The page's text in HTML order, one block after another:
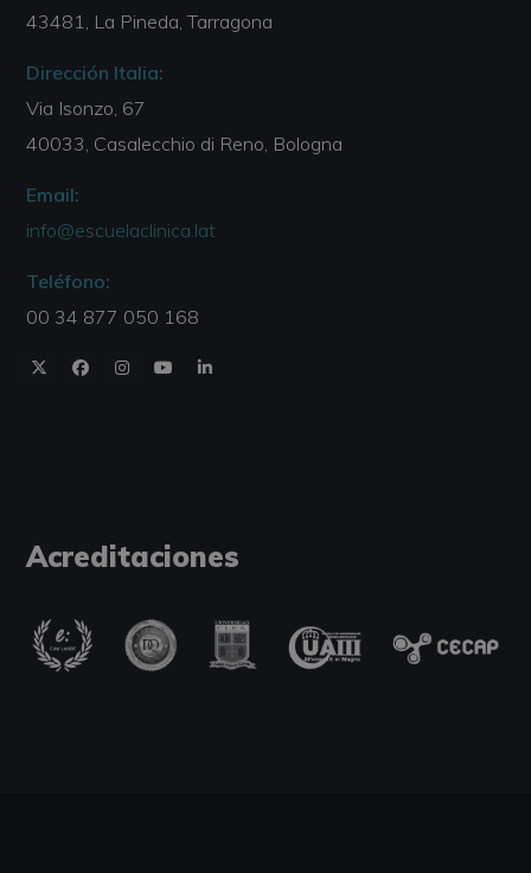
43481, La Pineda, Tarragona
Dirección Italia:
Via Isonzo, 67
40033, Casalecchio di Reno, Bologna
Email:
info@escuelaclinica.lat
Teléfono:
00 34 877 050 168
Acreditaciones